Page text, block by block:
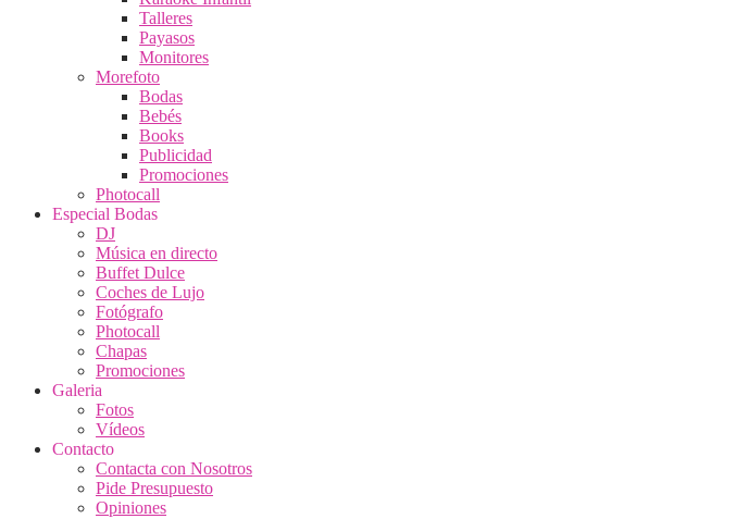
Talleres
Payasos
Monitores
Morefoto
Bodas
Bebés
Books
Publicidad
Promociones
Photocall
Especial Bodas
DJ
Música en directo
Buffet Dulce
Coches de Lujo
Fotógrafo
Photocall
Chapas
Promociones
Galeria
Fotos
Vídeos
Contacto
Contacta con Nosotros
Pide Presupuesto
Opiniones